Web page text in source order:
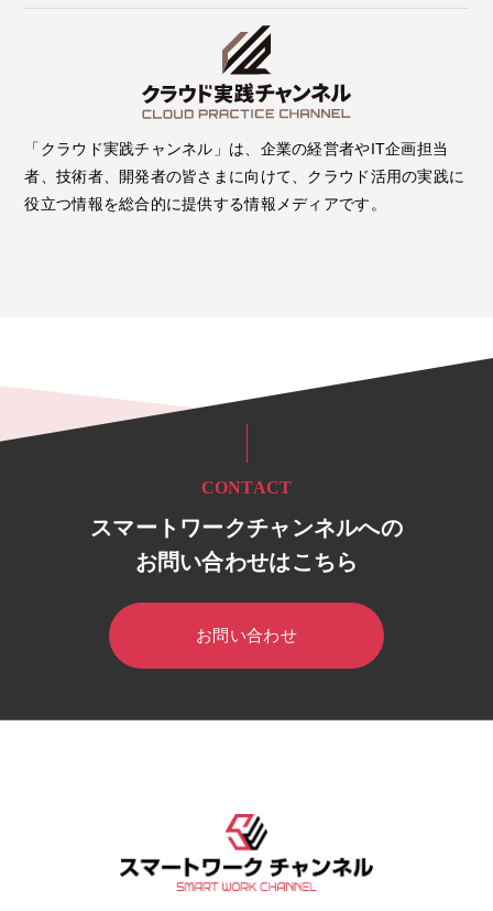
「クラウド実践チャンネル」は、企業の経営者やIT企画担当
者、技術者、開発者の皆さまに向けて、クラウド活用の実践に
役立つ情報を総合的に提供する情報メディアです。
CONTACT
スマートワークチャンネルへの
お問い合わせはこちら
お問い合わせ